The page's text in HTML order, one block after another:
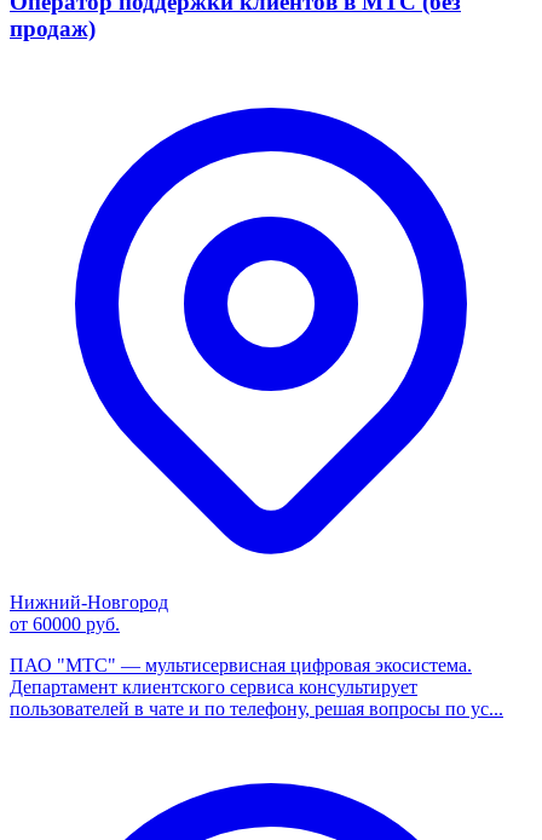
продаж)
Нижний-Новгород
от 60000 руб.
ПАО "МТС" — мультисервисная цифровая экосистема.
Департамент клиентского сервиса консультирует
пользователей в чате и по телефону, решая вопросы по ус...